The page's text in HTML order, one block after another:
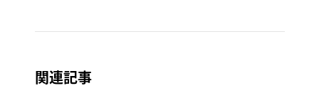
関連記事